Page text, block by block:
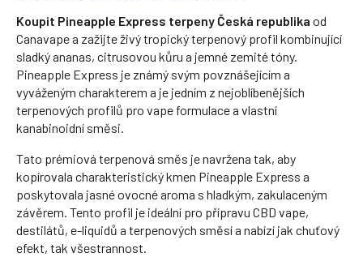
Koupit Pineapple Express terpeny Česká republika od
Canavape a zažijte živý tropický terpenový profil kombinující
sladký ananas, citrusovou kůru a jemné zemité tóny.
Pineapple Express je známý svým povznášejícím a
vyváženým charakterem a je jedním z nejoblíbenějších
terpenových profilů pro vape formulace a vlastní
kanabinoidní směsi.
Tato prémiová terpenová směs je navržena tak, aby
kopírovala charakteristický kmen Pineapple Express a
poskytovala jasné ovocné aroma s hladkým, zakulaceným
závěrem. Tento profil je ideální pro přípravu CBD vape,
destilátů, e-liquidů a terpenových směsí a nabízí jak chuťový
efekt, tak všestrannost.